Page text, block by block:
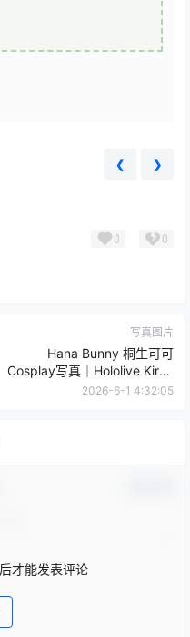
❮ ❯
0 0
写真图片
Hana Bunny 桐生可可
Cosplay写真｜Hololive Kiryu
Coco 高清图片图集[12P-25M]
2026-6-1 4:32:05
才能发表评论